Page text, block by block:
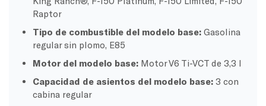
Raptor
Tipo de combustible del modelo base: Gasolina
regular sin plomo, E85
Motor del modelo base: Motor V6 Ti-VCT de 3,3 l
Capacidad de asientos del modelo base: 3 con
cabina regular